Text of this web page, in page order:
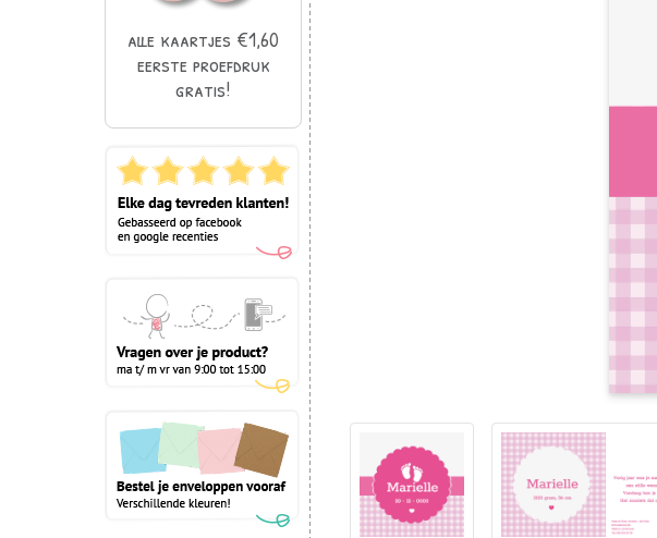
alle kaartjes €1,60
eerste proefdruk
gratis!